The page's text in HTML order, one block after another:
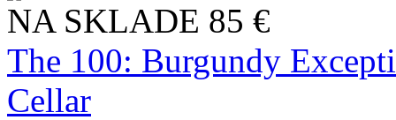
NA SKLADE 85 €
The 100: Burgundy
Cellar